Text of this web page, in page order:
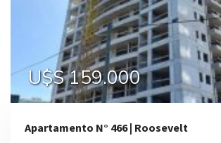
U$S 159.000
Apartamento N° 466 | Roosevelt
U$S 245.000
U$S 255.000